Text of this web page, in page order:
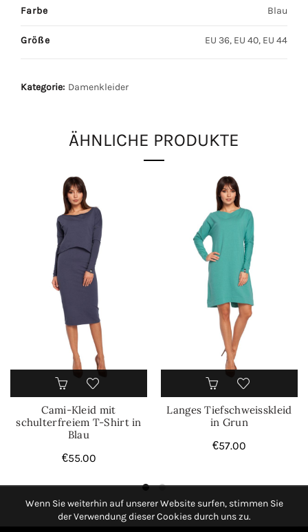
Farbe Blau
Größe EU 36, EU 40, EU 44
Kategorie: Damenkleider
ÄHNLICHE PRODUKTE
Cami-Kleid mit
schulterfreiem T-Shirt in
Blau
€55.00
Langes Tiefschweisskleid
in Grun
€57.00
Wenn Sie weiterhin auf unserer Website surfen, stimmen Sie
der Verwendung dieser Cookies durch uns zu.